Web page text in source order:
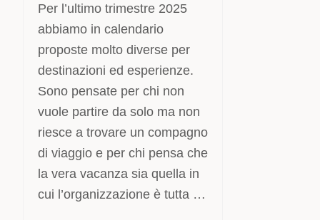
Per l’ultimo trimestre 2025
abbiamo in calendario
proposte molto diverse per
destinazioni ed esperienze.
Sono pensate per chi non
vuole partire da solo ma non
riesce a trovare un compagno
di viaggio e per chi pensa che
la vera vacanza sia quella in
cui l’organizzazione è tutta …